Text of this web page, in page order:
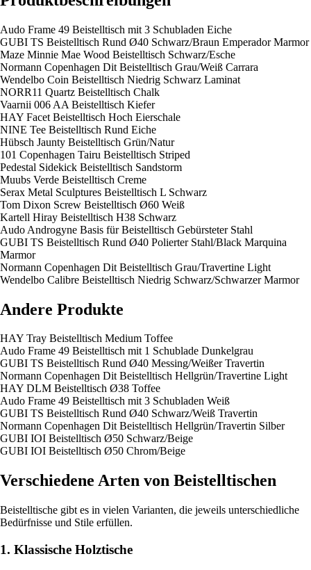
Audo Frame 49 Beistelltisch mit 3 Schubladen Eiche
GUBI TS Beistelltisch Rund Ø40 Schwarz/Braun Emperador Marmor
Maze Minnie Mae Wood Beistelltisch Schwarz/Esche
Normann Copenhagen Dit Beistelltisch Grau/Weiß Carrara
Wendelbo Coin Beistelltisch Niedrig Schwarz Laminat
NORR11 Quartz Beistelltisch Chalk
Vaarnii 006 AA Beistelltisch Kiefer
HAY Facet Beistelltisch Hoch Eierschale
NINE Tee Beistelltisch Rund Eiche
Hübsch Jaunty Beistelltisch Grün/Natur
101 Copenhagen Tairu Beistelltisch Striped
Pedestal Sidekick Beistelltisch Sandstorm
Muubs Verde Beistelltisch Creme
Serax Metal Sculptures Beistelltisch L Schwarz
Tom Dixon Screw Beistelltisch Ø60 Weiß
Kartell Hiray Beistelltisch H38 Schwarz
Audo Androgyne Basis für Beistelltisch Gebürsteter Stahl
GUBI TS Beistelltisch Rund Ø40 Polierter Stahl/Black Marquina
Marmor
Normann Copenhagen Dit Beistelltisch Grau/Travertine Light
Wendelbo Calibre Beistelltisch Niedrig Schwarz/Schwarzer Marmor
Andere Produkte
HAY Tray Beistelltisch Medium Toffee
Audo Frame 49 Beistelltisch mit 1 Schublade Dunkelgrau
GUBI TS Beistelltisch Rund Ø40 Messing/Weißer Travertin
Normann Copenhagen Dit Beistelltisch Hellgrün/Travertine Light
HAY DLM Beistelltisch Ø38 Toffee
Audo Frame 49 Beistelltisch mit 3 Schubladen Weiß
GUBI TS Beistelltisch Rund Ø40 Schwarz/Weiß Travertin
Normann Copenhagen Dit Beistelltisch Hellgrün/Travertin Silber
GUBI IOI Beistelltisch Ø50 Schwarz/Beige
GUBI IOI Beistelltisch Ø50 Chrom/Beige
Verschiedene Arten von Beistelltischen
Beistelltische gibt es in vielen Varianten, die jeweils unterschiedliche
Bedürfnisse und Stile erfüllen.
1. Klassische Holztische